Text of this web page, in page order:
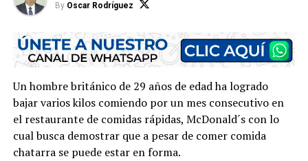
By Oscar Rodríguez
Un hombre británico de 29 años de edad ha logrado
bajar varios kilos comiendo por un mes consecutivo en
el restaurante de comidas rápidas, McDonald´s con lo
cual busca demostrar que a pesar de comer comida
chatarra se puede estar en forma.